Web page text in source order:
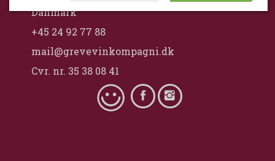
Danmark
+45 24 92 77 88
mail@grevevinkompagni.dk
Cvr. nr. 35 38 08 41